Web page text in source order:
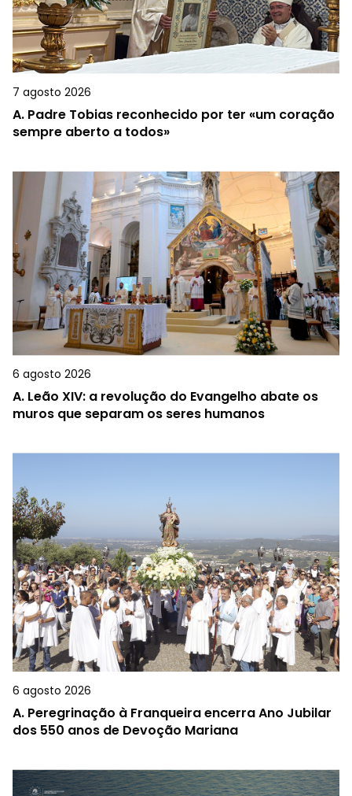
7 agosto 2026
A. Padre Tobias reconhecido por ter «um coração
sempre aberto a todos»
6 agosto 2026
A. Leão XIV: a revolução do Evangelho abate os
muros que separam os seres humanos
6 agosto 2026
A. Peregrinação à Franqueira encerra Ano Jubilar
dos 550 anos de Devoção Mariana